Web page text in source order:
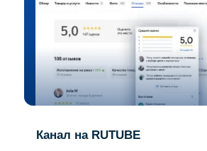
Канал на RUTUBE